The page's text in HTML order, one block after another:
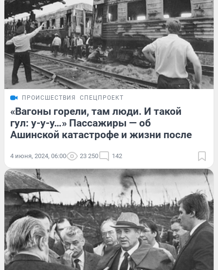
ПРОИСШЕСТВИЯ СПЕЦПРОЕКТ
«Вагоны горели, там люди. И такой
гул: у-у-у…» Пассажиры — об
Ашинской катастрофе и жизни после
4 июня, 2024, 06:00 23 250 142